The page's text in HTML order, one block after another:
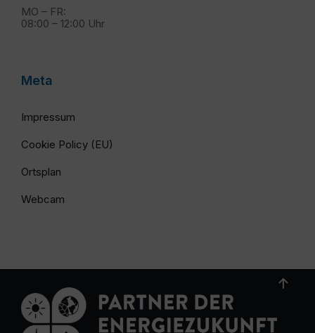
MO – FR:
08:00 – 12:00 Uhr
Meta
Impressum
Cookie Policy (EU)
Ortsplan
Webcam